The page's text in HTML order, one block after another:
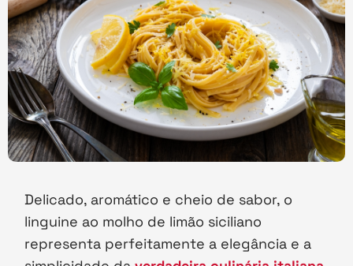
Delicado, aromático e cheio de sabor, o
linguine ao molho de limão siciliano
representa perfeitamente a elegância e a